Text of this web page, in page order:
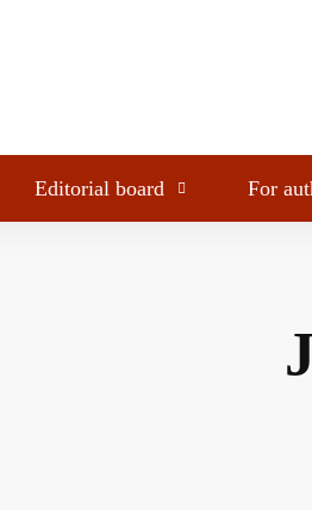
Editorial board For